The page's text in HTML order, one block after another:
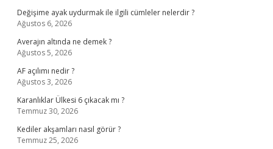
Değişime ayak uydurmak ile ilgili cümleler nelerdir ?
Ağustos 6, 2026
Averajın altında ne demek ?
Ağustos 5, 2026
AF açılımı nedir ?
Ağustos 3, 2026
Karanlıklar Ülkesi 6 çıkacak mı ?
Temmuz 30, 2026
Kediler akşamları nasıl görür ?
Temmuz 25, 2026